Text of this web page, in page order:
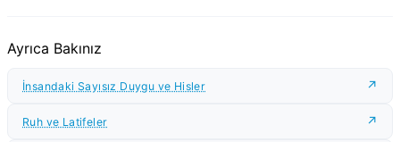
Ayrıca Bakınız
İnsandaki Sayısız Duygu ve Hisler
Ruh ve Latifeler